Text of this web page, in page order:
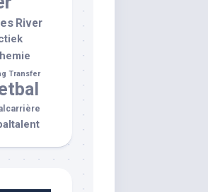
River
Transfer